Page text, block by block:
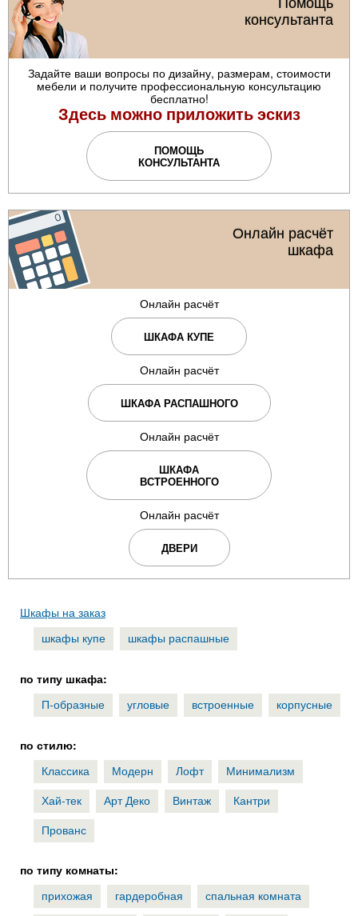
консультанта
Задайте ваши вопросы по дизайну, размерам, стоимости
мебели и получите профессиональную консультацию
бесплатно!
Здесь можно приложить эскиз
ПОМОЩЬ
КОНСУЛЬТАНТА
Онлайн расчёт
шкафа
Онлайн расчёт
ШКАФА КУПЕ
Онлайн расчёт
ШКАФА РАСПАШНОГО
Онлайн расчёт
ШКАФА
ВСТРОЕННОГО
Онлайн расчёт
ДВЕРИ
Шкафы на заказ
шкафы купе
шкафы распашные
по типу шкафа:
П-образные
угловые встроенные корпусные
по стилю:
Классика
Модерн Лофт
Минимализм
Хай-тек
Арт Деко Винтаж
Кантри
Прованс
по типу комнаты:
прихожая
гардеробная
спальная комната